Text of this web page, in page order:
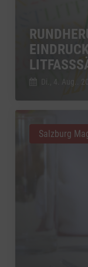
Di., 4. Aug..
Salzburg